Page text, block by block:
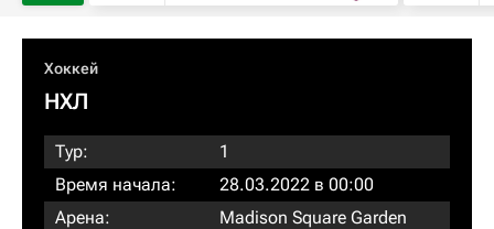
Хоккей
НХЛ
Тур:
1
Время начала:
28.03.2022 в 00:00
Арена:
Madison Square Garden